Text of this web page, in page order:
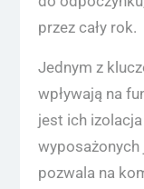
przez cały rok.
Jednym z
wpływają na
jest ich
pozwala na